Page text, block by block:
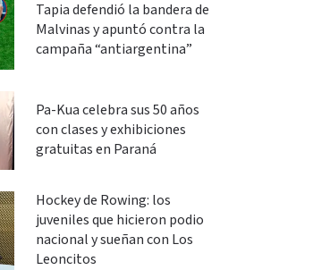
Tapia defendió la bandera de
Malvinas y apuntó contra la
campaña “antiargentina”
Pa-Kua celebra sus 50 años
con clases y exhibiciones
gratuitas en Paraná
Hockey de Rowing: los
juveniles que hicieron podio
nacional y sueñan con Los
Leoncitos